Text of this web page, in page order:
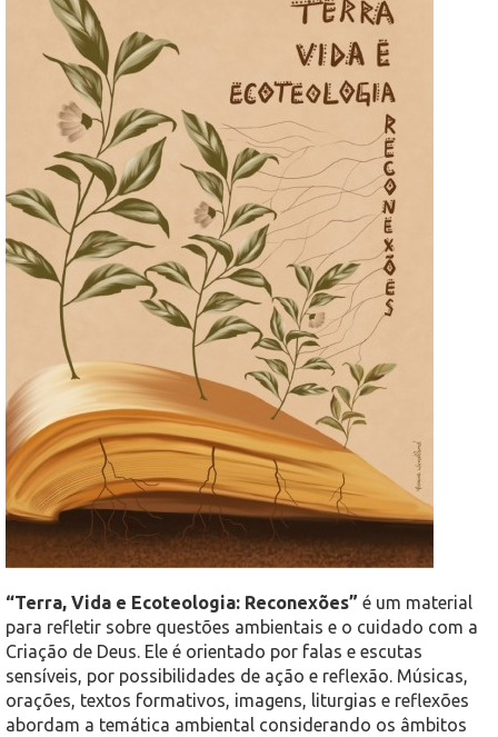
“Terra, Vida e Ecoteologia: Reconexões” é um material
para refletir sobre questões ambientais e o cuidado com a
Criação de Deus. Ele é orientado por falas e escutas
sensíveis, por possibilidades de ação e reflexão. Músicas,
orações, textos formativos, imagens, liturgias e reflexões
abordam a temática ambiental considerando os âmbitos